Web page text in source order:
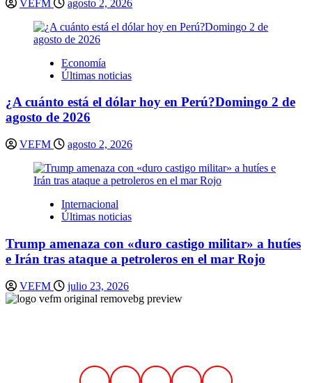
VEFM agosto 2, 2026
Economía
Últimas noticias
¿A cuánto está el dólar hoy en Perú?Domingo 2 de
agosto de 2026
VEFM agosto 2, 2026
Internacional
Últimas noticias
Trump amenaza con «duro castigo militar» a hutíes
e Irán tras ataque a petroleros en el mar Rojo
VEFM julio 23, 2026